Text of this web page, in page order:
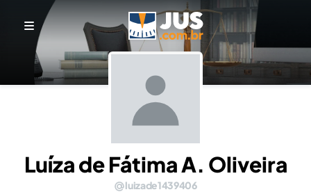
Luíza de Fátima A. Oliveira
luizade1439406